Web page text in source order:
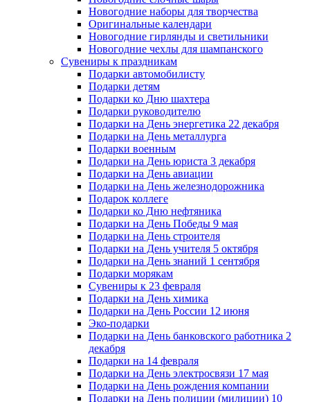
Новогодние наборы для творчества
Оригинальные календари
Новогодние гирлянды и светильники
Новогодние чехлы для шампанского
Сувениры к праздникам
Подарки автомобилисту
Подарки детям
Подарки ко Дню шахтера
Подарки руководителю
Подарки на День энергетика 22 декабря
Подарки на День металлурга
Подарки военным
Подарки на День юриста 3 декабря
Подарки на День авиации
Подарки на День железнодорожника
Подарок коллеге
Подарки ко Дню нефтяника
Подарки на День Победы 9 мая
Подарки на День строителя
Подарки на День учителя 5 октября
Подарки на День знаний 1 сентября
Подарки морякам
Сувениры к 23 февраля
Подарки на День химика
Подарки на День России 12 июня
Эко-подарки
Подарки на День банковского работника 2
декабря
Подарки на 14 февраля
Подарки на День электросвязи 17 мая
Подарки на День рождения компании
Подарки на День полиции (милиции) 10